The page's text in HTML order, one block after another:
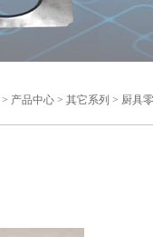
> 产品中心 > 其它系列 > 厨具